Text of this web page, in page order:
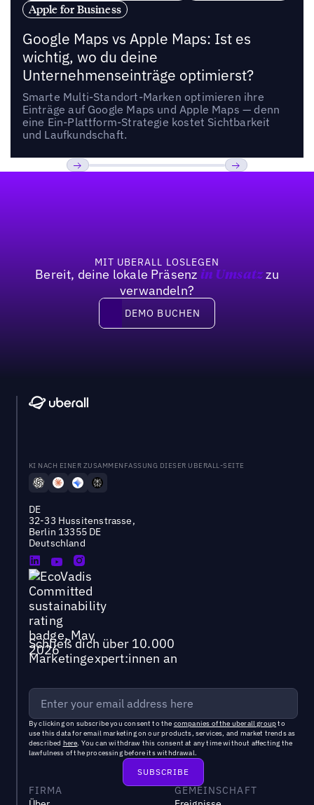
Apple for Business
Google Maps vs Apple Maps: Ist es
wichtig, wo du deine
Unternehmenseinträge optimierst?
Smarte Multi-Standort-Marken optimieren ihre
Einträge auf Google Maps und Apple Maps — denn
eine Ein-Plattform-Strategie kostet Sichtbarkeit
und Laufkundschaft.
MIT UBERALL LOSLEGEN
Bereit, deine lokale Präsenz in Umsatzzu
verwandeln?
DEMO BUCHEN
DEMO BUCHEN
KI NACH EINER ZUSAMMENFASSUNG DIESER UBERALL-SEITE
DE
32-33 Hussitenstrasse,
Berlin 13355 DE
Deutschland
Schließ dich über 10.000
Marketingexpert:innen an
By clicking on subscribe you consent to the companies of the uberall groupto
use this data for email marketing on our products, services, and market trends as
described here. You can withdraw this consent at any time without affecting the
lawfulness of the processing before its withdrawal.
FIRMA
GEMEINSCHAFT